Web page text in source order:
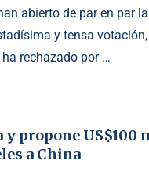
abierto de par en par
y tensa
rechazado por …
y propone
a China